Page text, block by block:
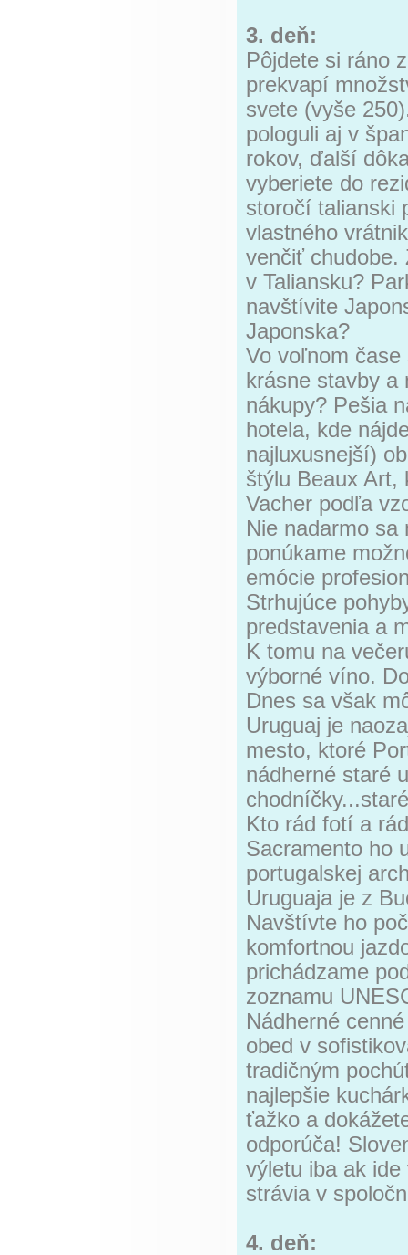
3. deň:
Pôjdete si ráno
prekvapí
svete (vyše
pologuli aj v
rokov, ďalší
vyberiete do
storočí talianski
vlastného
venčiť chudobe.
v Taliansku?
navštívite
Japonska?
Vo voľnom
krásne stavby a
nákupy? Pešia
hotela, kde
najluxusnejší)
štýlu Beaux Art,
Vacher podľa
Nie nadarmo sa
ponúkame
emócie
Strhujúce
predstavenia a
K tomu na
výborné víno.
Dnes sa však
Uruguaj je
mesto, ktoré
nádherné staré
Kto rád fotí a
Sacramento ho
portugalskej
Uruguaja je z
Navštívte ho
komfortnou
prichádzame
zoznamu
Nádherné
obed v
tradičným
najlepšie
ťažko a
odporúča!
výletu iba ak
strávia v
4. deň: